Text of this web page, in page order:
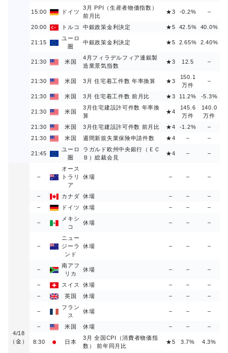
15:00 ドイツ
3月 PPI（生産者物価指数）
前月比
★3 -0.2% –
20:00 トルコ 中銀政策金利決定 ★5 42.5% 40.0%
21:15
ユーロ
圏
中銀政策金利決定 ★5 2.65% 2.40%
21:30 米国
4月フィラデルフィア連銀製
造業景気指数
★3 12.5 –
21:30 米国 3月 住宅着工件数 年率換算 ★3
150.1
万件
–
21:30 米国 3月 住宅着工件数 前月比 ★3 11.2% -5.3%
21:30 米国
3月住宅建設許可件数 年率換
算
★4
145.6
万件
140.0
万件
21:30
米国 3月住宅建設許可件数 前月比 ★4 ‐1.2%
–
21:30
米国 週間新規失業保険申請件数 ★4 – –
21:45
ユーロ
圏
ラガルド欧州中央銀行（ＥＣ
Ｂ）総裁会見
★4 – –
4/18
（金）
–
オース
トラリ
ア
休場 – – –
– カナダ 休場 – –
–
–
ドイツ 休場 – – –
–
メキシ
コ
休場 – – –
–
ニュー
ジーラ
ンド
休場 – – –
–
南アフ
リカ
休場 – – –
– スイス 休場 – –
–
–
英国 休場 – – –
–
フラン
ス
休場 – – –
– 米国 休場 – – –
8:30 日本
3月 全国CPI（消費者物価指
数） 前年同月比
★5 3.7% 4.3%